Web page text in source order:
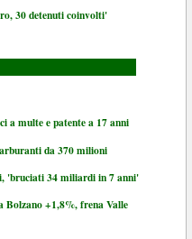
30 detenuti coinvolti'
a multe e patente a 17 anni
da 370 milioni
'bruciati 34 miliardi in 7 anni'
Bolzano +1,8%, frena Valle